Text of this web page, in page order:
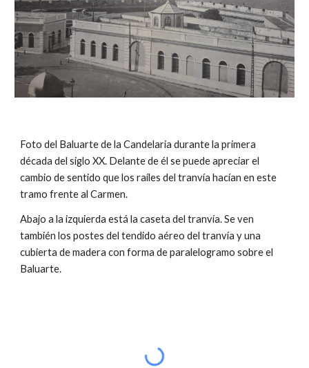
Foto del Baluarte de la Candelaria durante la primera
década del siglo XX. Delante de él se puede apreciar el
cambio de sentido que los raíles del tranvía hacían en este
tramo frente al Carmen.
Abajo a la izquierda está la caseta del tranvía. Se ven
también los postes del tendido aéreo del tranvía y una
cubierta de madera con forma de paralelogramo sobre el
Baluarte.